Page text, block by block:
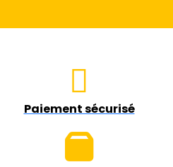
Paiement sécurisé